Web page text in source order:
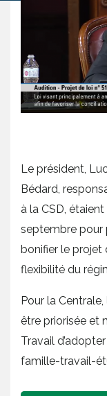
Le président,
Bédard,
à la CSD,
septembre pour
bonifier le projet
flexibilité du
Pour la
être priorisée et
Travail
famille-travail-